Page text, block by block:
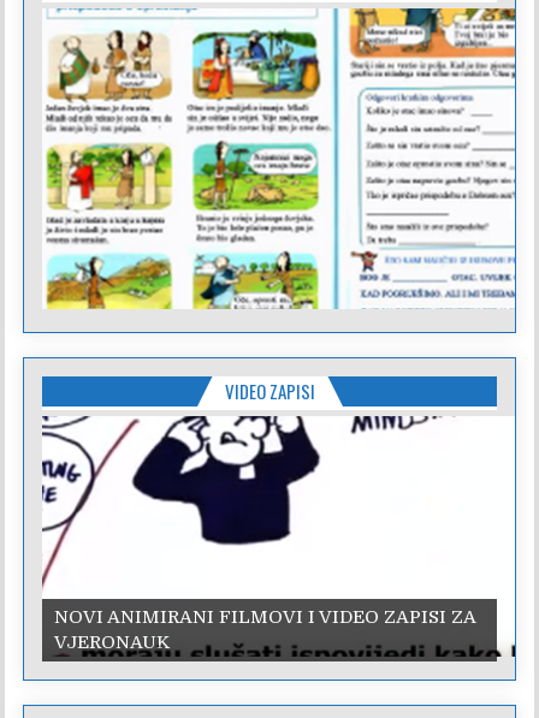
VIDEO ZAPISI
NOVI ANIMIRANI FILMOVI I VIDEO ZAPISI ZA
VJERONAUK